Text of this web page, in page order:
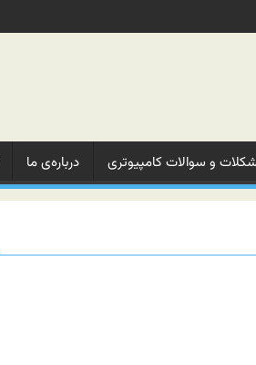
و‌ سوالات‌ کامپیوتری درباره‌ی ما‌